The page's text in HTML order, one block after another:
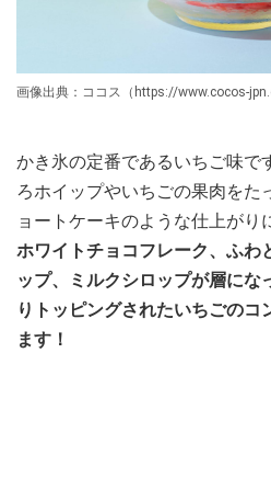
画像出典：ココス（https://www.cocos-
かき氷の定番であるいちご味で
ろホイップやいちごの果肉をた
ョートケーキのような仕上がり
ホワイトチョコフレーク、ふわ
ップ、ミルクシロップが層にな
りトッピングされたいちごのコ
ます！